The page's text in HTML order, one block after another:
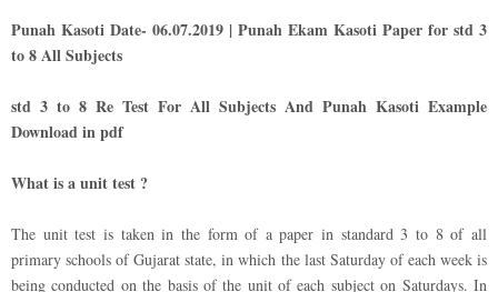
Punah Kasoti Date- 06.07.2019 | Punah Ekam Kasoti Paper for std 3
to 8 All Subjects
std 3 to 8 Re Test For All Subjects And Punah Kasoti Example
Download in pdf
What is a unit test ?
The unit test is taken in the form of a paper in standard 3 to 8 of all
primary schools of Gujarat state, in which the last Saturday of each week is
being conducted on the basis of the unit of each subject on Saturdays. In